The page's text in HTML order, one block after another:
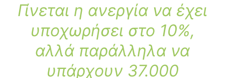
Γίνεται η ανεργία να έχει
υποχωρήσει στο 10%,
αλλά παράλληλα να
υπάρχουν 37.000